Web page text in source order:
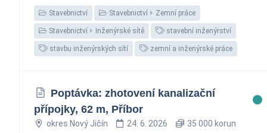
Stavebnictví Stavebnictví Zemní práce
Stavebnictví Inženýrské sítě stavební inženýrství
stavbu inženýrských sítí zemní a inženýrské práce
Poptávka: zhotovení kanalizační
přípojky, 62 m, Příbor
okres Nový Jičín 24. 6. 2026 35 000 korun